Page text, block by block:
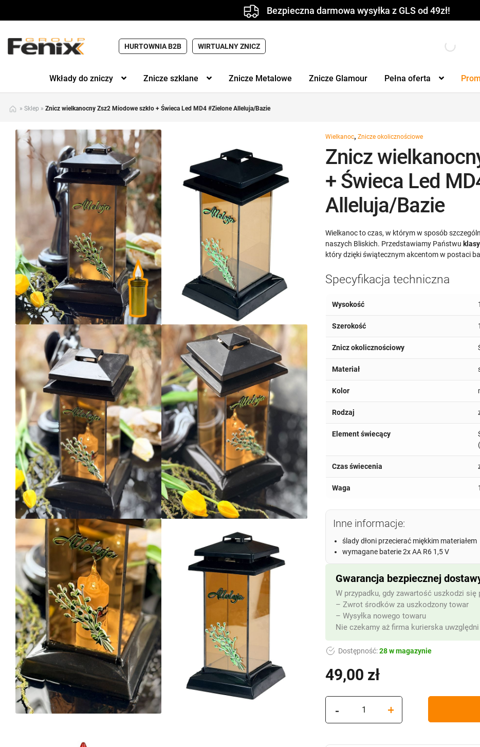
Bezpieczna darmowa wysyłka z GLS od 49zł!
HURTOWNIA B2B WIRTUALNY ZNICZ
Wkłady do zniczy Znicze szklane Znicze Metalowe Znicze Glamour Pełna oferta
» Sklep » Znicz wielkanocny Zsz2 Miodowe szkło + Świeca Led MD4 #Zielone Alleluja/Bazie
Wielkanoc,Znicze okolicznościowe
Znicz
+ Świeca Led
Alleluja/Bazie
49,00 zł
Wielkanoc to czas, w którym w sposób
naszych Bliskich. Przedstawiamy Państwu
który dzięki świątecznym akcentom w postaci
Specyfikacja techniczna
Wysokość
Szerokość
Znicz okolicznościowy
Materiał
Kolor
Rodzaj
Element świecący
Czas świecenia
Waga
Inne informacje:
ślady dłoni przecierać miękkim materiałem
wymagane baterie 2x AA R6 1,5 V
Dostępność:28 w magazynie
Gwarancja bezpiecznej
W przypadku, gdy zawartość uszkodzi
– Zwrot środków za uszkodzony towar
– Wysyłka nowego towaru
Nie czekamy aż firma kurierska
-
Znicz
+